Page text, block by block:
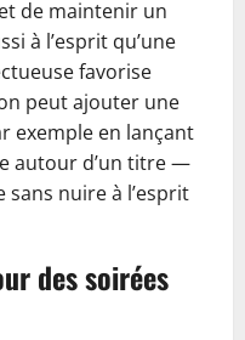
de maintenir un
à l’esprit qu’une
favorise
peut ajouter une
exemple en lançant
autour d’un titre —
nuire à l’esprit
des soirées